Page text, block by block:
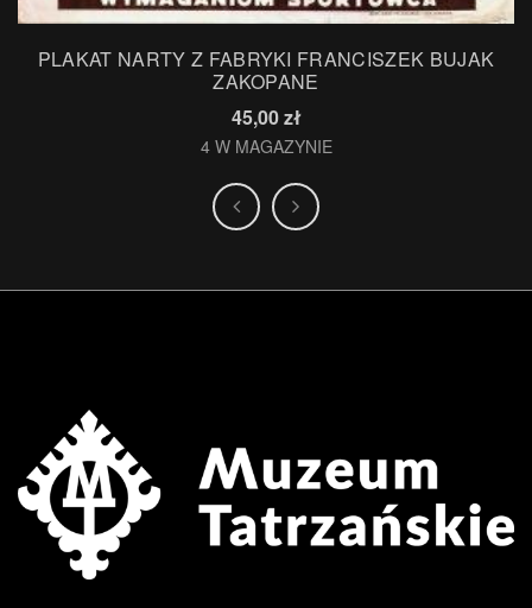
PLAKAT NARTY Z FABRYKI FRANCISZEK BUJAK
ZAKOPANE
45,00zł
4 W MAGAZYNIE